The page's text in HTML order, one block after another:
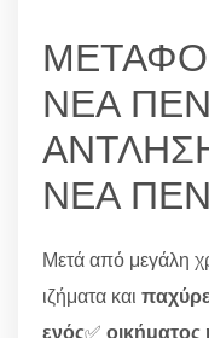
ΝΕΑ
ΝΕΑ
Μετά από μεγάλη
ιζήματα και
ενός✅ οικήματος